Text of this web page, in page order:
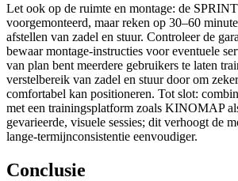
Let ook op de ruimte en montage: de
voorgemonteerd, maar reken op 30–60
afstellen van zadel en stuur. Controleer de
bewaar montage-instructies voor eventuele
van plan bent meerdere gebruikers te laten
verstelbereik van zadel en stuur door om
comfortabel kan positioneren. Tot slot:
met een trainingsplatform zoals KINOMAP
gevarieerde, visuele sessies; dit verhoogt de
lange-termijnconsistentie eenvoudiger.
Conclusie